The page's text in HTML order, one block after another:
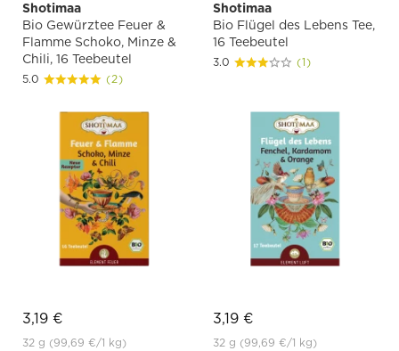
Shotimaa
Bio Gewürztee Feuer &
Flamme Schoko, Minze &
Chili, 16 Teebeutel
5.0 (2)
3,19 €
32 g (99,69 €/1 kg)
Shotimaa
Bio Flügel des Lebens Tee,
16 Teebeutel
3.0 (1)
3,19 €
32 g (99,69 €/1 kg)